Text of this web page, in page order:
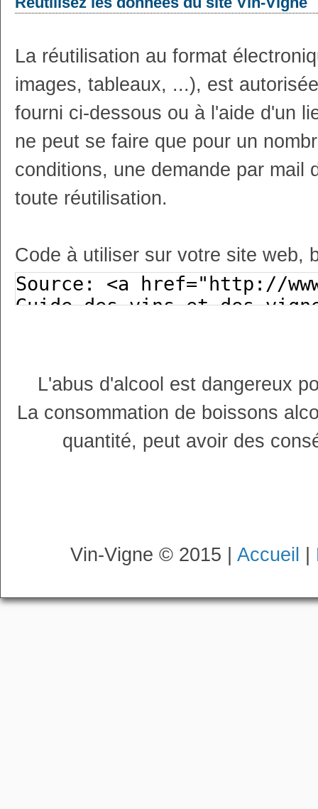
La réutilisation au format
images, tableaux, ...), est
fourni ci-dessous ou à l'aide d'un
ne peut se faire que pour un
conditions, une demande par mail
toute réutilisation.
Code à utiliser sur votre site web,
L'abus d'alcool est dangereux
La consommation de boissons
quantité, peut avoir des
Vin-Vigne © 2015 | Accueil